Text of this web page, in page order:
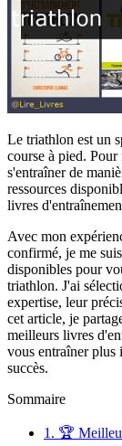
Le triathlon est un
course à pied. Pour
s'entraîner de
ressources
livres
Avec mon
confirmé, je me
disponibles pour
triathlon. J'ai
expertise, leur
cet article, je
meilleurs livres
vous entraîner plus
succès.
Sommaire
1. 🏆